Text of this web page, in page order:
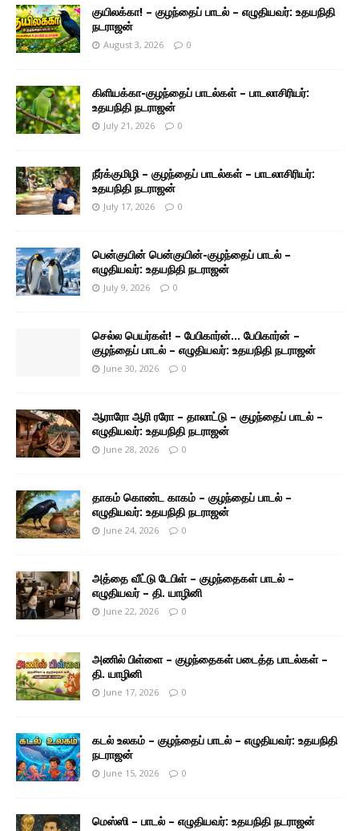
குயிலக்கா! – குழந்தைப் பாடல் – எழுதியவர்: உதயநிதி
நடராஜன்
August 3, 2026 0
கிளியக்கா-குழந்தைப் பாடல்கள் – பாடலாசிரியர்:
உதயநிதி நடராஜன்
July 21, 2026 0
நீர்க்குமிழி – குழந்தைப் பாடல்கள் – பாடலாசிரியர்:
உதயநிதி நடராஜன்
July 17, 2026 0
பென்குயின் பென்குயின்-குழந்தைப் பாடல் –
எழுதியவர்: உதயநிதி நடராஜன்
July 9, 2026 0
செல்ல பெயர்கள்! – பேபிகார்ன்… பேபிகார்ன் –
குழந்தைப் பாடல் – எழுதியவர்: உதயநிதி நடராஜன்
June 30, 2026 0
ஆராரோ ஆரி ரரோ – தாலாட்டு – குழந்தைப் பாடல் –
எழுதியவர்: உதயநிதி நடராஜன்
June 28, 2026 0
தாகம் கொண்ட காகம் – குழந்தைப் பாடல் –
எழுதியவர்: உதயநிதி நடராஜன்
June 24, 2026 0
அத்தை வீட்டு டேபிள் – குழந்தைகள் பாடல் –
எழுதியவர் – தி. யாழினி
June 22, 2026 0
அணில் பிள்ளை – குழந்தைகள் படைத்த பாடல்கள் –
தி. யாழினி
June 17, 2026 0
கடல் உலகம் – குழந்தைப் பாடல் – எழுதியவர்: உதயநிதி
நடராஜன்
June 15, 2026 0
மெஸ்ஸி – பாடல் – எழுதியவர்: உதயநிதி நடராஜன்